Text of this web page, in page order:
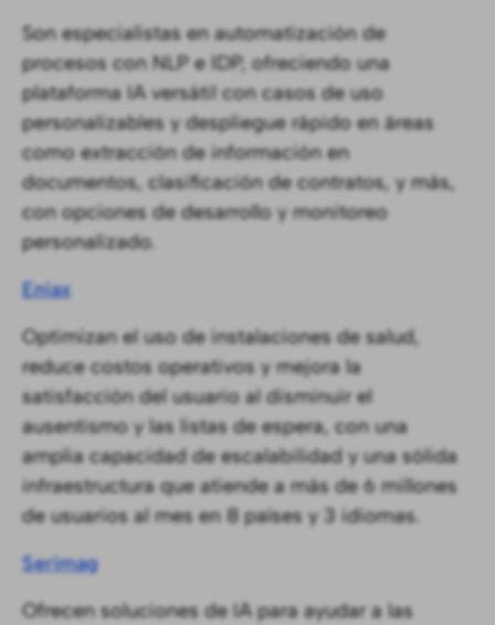
Son especialistas en automatización de
procesos con NLP e IDP, ofreciendo una
plataforma IA versátil con casos de uso
personalizables y despliegue rápido en áreas
como extracción de información en
documentos, clasificación de contratos, y más,
con opciones de desarrollo y monitoreo
personalizado.
Eniax
Optimizan el uso de instalaciones de salud,
reduce costos operativos y mejora la
satisfacción del usuario al disminuir el
ausentismo y las listas de espera, con una
amplia capacidad de escalabilidad y una sólida
infraestructura que atiende a más de 6 millones
de usuarios al mes en 8 países y 3 idiomas.
Serimag
Ofrecen soluciones de IA para ayudar a las